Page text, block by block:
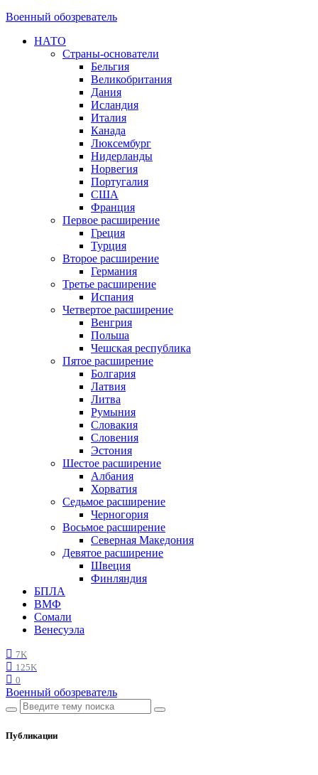
Военный обозреватель
НАТО
Страны-основатели
Бельгия
Великобритания
Дания
Исландия
Италия
Канада
Люксембург
Нидерланды
Норвегия
Португалия
США
Франция
Первое расширение
Греция
Турция
Второе расширение
Германия
Третье расширение
Испания
Четвертое расширение
Венгрия
Польша
Чешская республика
Пятое расширение
Болгария
Латвия
Литва
Румыния
Словакия
Словения
Эстония
Шестое расширение
Албания
Хорватия
Седьмое расширение
Черногория
Восьмое расширение
Северная Македония
Девятое расширение
Швеция
Финляндия
БПЛА
ВМФ
Сомали
Венесуэла
7K
125K
0
Военный обозреватель
Публикации